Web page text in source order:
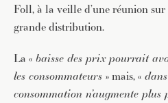
Foll, à la veille d’une réunion
grande distribution.
La « baisse des prix pourrait
les consommateurs » mais, «
consommation n’augmente plus